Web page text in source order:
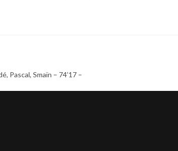
Pascal, Smaïn – 74’17 –